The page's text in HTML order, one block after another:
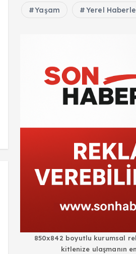
Yaşam Yerel
850x842 boyutlu kurumsal
kitlenize ulaşmanın